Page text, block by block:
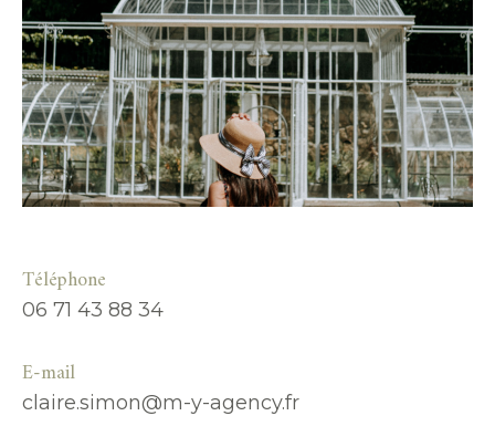
Téléphone
06 71 43 88 34
E-mail
claire.simon@m-y-agency.fr